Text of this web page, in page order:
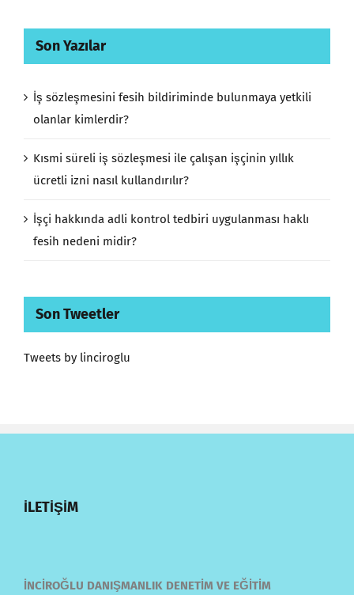
Son Yazılar
İş sözleşmesini fesih bildiriminde bulunmaya yetkili
olanlar kimlerdir?
Kısmi süreli iş sözleşmesi ile çalışan işçinin yıllık
ücretli izni nasıl kullandırılır?
İşçi hakkında adli kontrol tedbiri uygulanması haklı
fesih nedeni midir?
Son Tweetler
Tweets by linciroglu
İLETİŞİM
İNCİROĞLU DANIŞMANLIK DENETİM VE EĞİTİM